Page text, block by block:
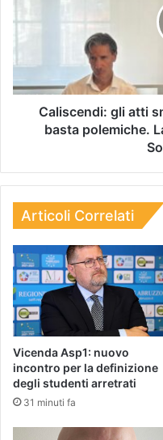
Caliscendi: gli atti
basta polemiche.
Articoli Correlati
Vicenda Asp1: nuovo
incontro per la definizione
degli studenti arretrati
31 minuti fa